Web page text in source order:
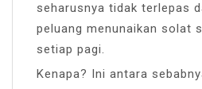
seharusnya tidak terlepas
peluang menunaikan solat
setiap pagi.
Kenapa? Ini antara